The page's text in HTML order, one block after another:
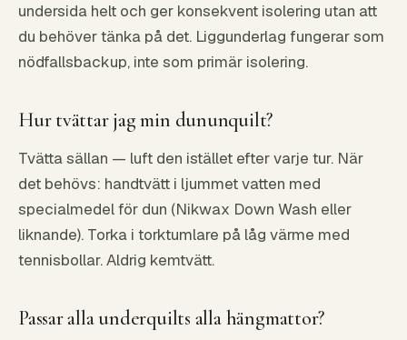
undersida helt och ger konsekvent isolering utan att
du behöver tänka på det. Liggunderlag fungerar som
nödfallsbackup, inte som primär isolering.
Hur tvättar jag min dununquilt?
Tvätta sällan — luft den istället efter varje tur. När
det behövs: handtvätt i ljummet vatten med
specialmedel för dun (Nikwax Down Wash eller
liknande). Torka i torktumlare på låg värme med
tennisbollar. Aldrig kemtvätt.
Passar alla underquilts alla hängmattor?